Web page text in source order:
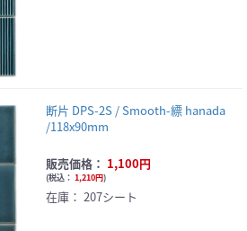
断片 DPS-2S / Smooth-縹 hanada
/118x90mm
販売価格： 1,100円
(税込： 1,210円)
在庫： 207シート